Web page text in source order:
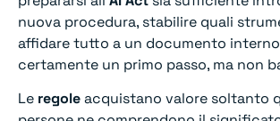
nuova procedura, stabilire quali
affidare tutto a un documento
certamente un primo passo, ma non
Le regoleacquistano valore soltanto